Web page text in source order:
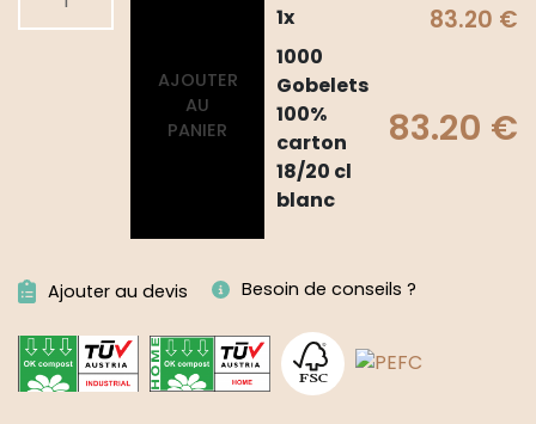
AJOUTER
AU
PANIER
1x 83.20 €
1000
Gobelets
100%
carton
18/20 cl
blanc
83.20 €
Ajouter au devis Besoin de conseils ?